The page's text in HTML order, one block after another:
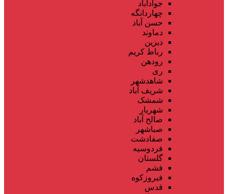
جوادآباد
چهاردانگه
حسن آباد
دماوند
دیزین
رباط کریم
رودهن
ری
شاهدشهر
شریف آباد
شمشک
شهریار
صالح آباد
صباشهر
صفادشت
فردوسیه
گلستان
فشم
فیروزکوه
قدس